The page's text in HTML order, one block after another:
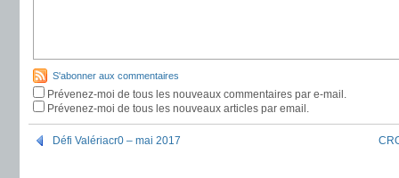
S'abonner aux commentaires
Prévenez-moi de tous les nouveaux commentaires par e-mail.
Prévenez-moi de tous les nouveaux articles par email.
Défi Valériacr0 – mai 2017